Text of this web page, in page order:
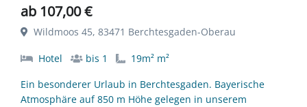
ab 107,00 €
Wildmoos 45, 83471 Berchtesgaden-Oberau
Hotel bis 1
19m² m²
Ein besonderer Urlaub in Berchtesgaden. Bayerische
Atmosphäre auf 850 m Höhe gelegen in unserem